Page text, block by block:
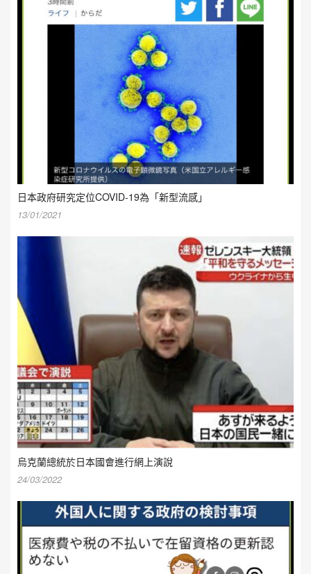
日本政府研究定位COVID-19為「新型流感」
13/01/2021
烏克蘭總統於日本國會進行網上演說
24/03/2022